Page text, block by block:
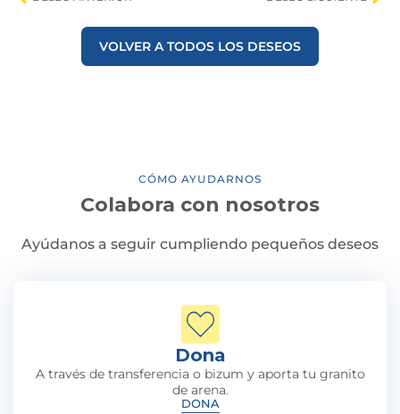
VOLVER A TODOS LOS DESEOS
CÓMO AYUDARNOS
Colabora con nosotros
Ayúdanos a seguir cumpliendo pequeños deseos
Dona
A través de transferencia o bizum y aporta tu granito
de arena.
DONA